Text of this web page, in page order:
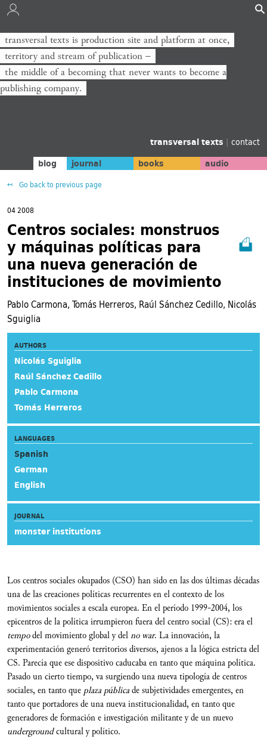
transversal texts is production site and platform at once,
territory and stream of publication −
the middle of a becoming that never wants to become a
publishing company.
transversal texts | contact
blog journal books audio
Go back to previous page
04 2008
Centros sociales: monstruos
y máquinas políticas para
una nueva generación de
instituciones de movimiento
Pablo Carmona, Tomás Herreros, Raúl Sánchez Cedillo, Nicolás
Sguiglia
AUTHORS
Nicolás Sguiglia
Raúl Sánchez Cedillo
Pablo Carmona
Tomás Herreros
LANGUAGES
Spanish
German
English
JOURNAL
monster institutions
Los centros sociales okupados (CSO) han sido en las dos últimas décadas
una de las creaciones políticas recurrentes en el contexto de los
movimientos sociales a escala europea. En el período 1999-2004, los
epicentros de la política irrumpieron fuera del centro social (CS): era el
tempodel movimiento global y delno war. La innovación, la
experimentación generó territorios diversos, ajenos a la lógica estricta del
CS. Parecía que ese dispositivo caducaba en tanto que máquina política.
Pasado un cierto tiempo, va surgiendo una nueva tipología de centros
sociales, en tanto que plaza públicade subjetividades emergentes, en
tanto que portadores de una nueva institucionalidad, en tanto que
generadores de formación e investigación militante y de un nuevo
undergroundcultural y político.